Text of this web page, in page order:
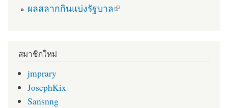
ผลสลากกินแบ่งรัฐบาล
(link is external)
สมาชิกใหม่
jmprary
JosephKix
Sansnng